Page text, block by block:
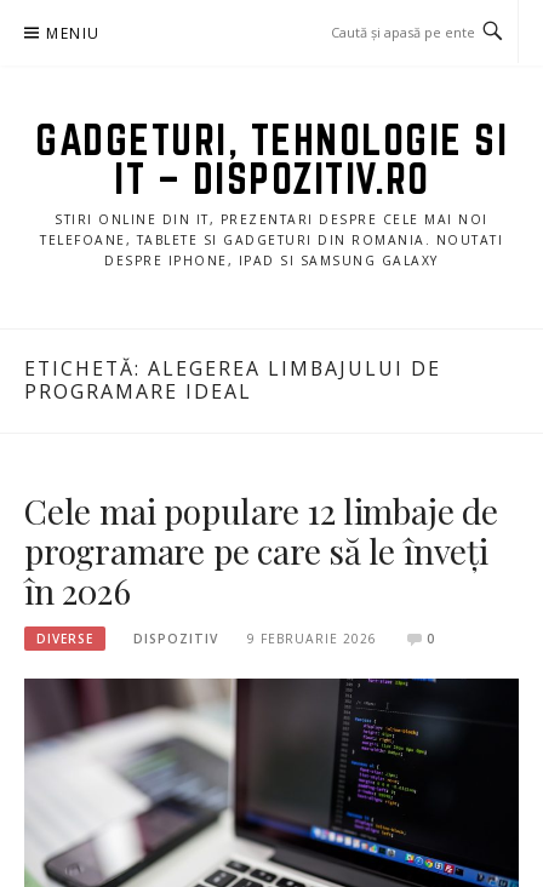
MENIU
GADGETURI, TEHNOLOGIE SI
IT – DISPOZITIV.RO
STIRI ONLINE DIN IT, PREZENTARI DESPRE CELE MAI NOI
TELEFOANE, TABLETE SI GADGETURI DIN ROMANIA. NOUTATI
DESPRE IPHONE, IPAD SI SAMSUNG GALAXY
ETICHETĂ: ALEGEREA LIMBAJULUI DE
PROGRAMARE IDEAL
Cele mai populare 12 limbaje de
programare pe care să le înveți
în 2026
DIVERSE DISPOZITIV 9 FEBRUARIE 2026 0